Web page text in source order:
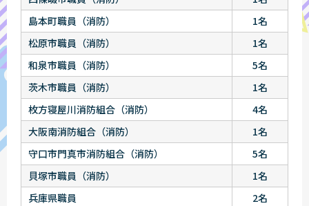
島本町職員（消防）
1名
松原市職員（消防）
1名
和泉市職員（消防）
5名
茨木市職員（消防）
1名
枚方寝屋川消防組合（消防）
4名
大阪南消防組合（消防）
1名
守口市門真市消防組合（消防）
5名
貝塚市職員（消防）
1名
兵庫県職員
2名